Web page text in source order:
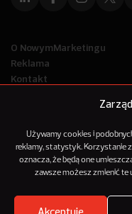
Używamy cookies i
reklamy, statystyk. Korzystanie
oznacza, że będą one
zawsze możesz zmienić te
Akceptuję
O NowymMarketingu
Reklama
Kontakt
© 2012-2025
NowyMarketing jest marką